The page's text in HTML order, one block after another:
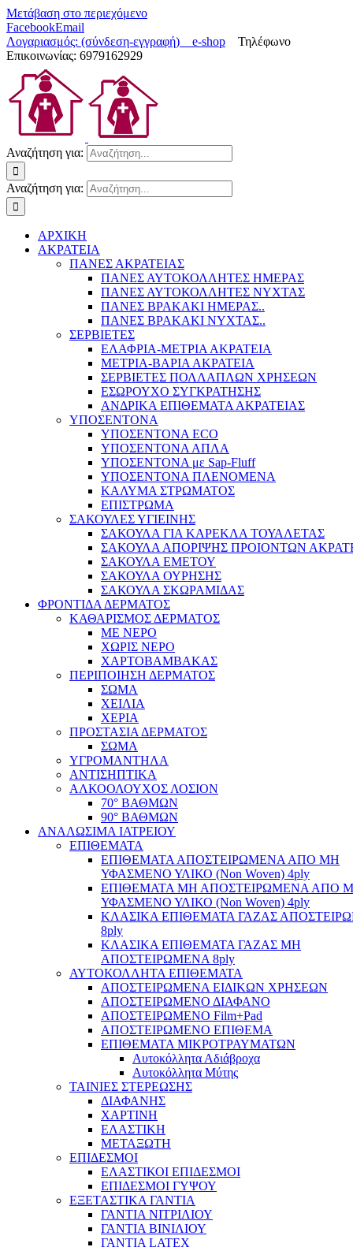
Μετάβαση στο περιεχόμενο
FacebookEmail
Λογαριασμός: (σύνδεση-εγγραφή) e-shop Τηλέφωνο
Επικοινωνίας: 6979162929
Αναζήτηση για:
Αναζήτηση για:
ΑΡΧΙΚΗ
ΑΚΡΑΤΕΙΑ
ΠΑΝΕΣ ΑΚΡΑΤΕΙΑΣ
ΠΑΝΕΣ ΑΥΤΟΚΟΛΛΗΤΕΣ ΗΜΕΡΑΣ
ΠΑΝΕΣ ΑΥΤΟΚΟΛΛΗΤΕΣ ΝΥΧΤΑΣ
ΠΑΝΕΣ ΒΡΑΚΑΚΙ ΗΜΕΡΑΣ..
ΠΑΝΕΣ ΒΡΑΚΑΚΙ ΝΥΧΤΑΣ..
ΣΕΡΒΙΕΤΕΣ
ΕΛΑΦΡΙΑ-ΜΕΤΡΙΑ ΑΚΡΑΤΕΙΑ
ΜΕΤΡΙΑ-ΒΑΡΙΑ ΑΚΡΑΤΕΙΑ
ΣΕΡΒΙΕΤΕΣ ΠΟΛΛΑΠΛΩΝ ΧΡΗΣΕΩΝ
ΕΣΩΡΟΥΧΟ ΣΥΓΚΡΑΤΗΣΗΣ
ΑΝΔΡΙΚΑ ΕΠΙΘΕΜΑΤΑ ΑΚΡΑΤΕΙΑΣ
ΥΠΟΣΕΝΤΟΝΑ
ΥΠΟΣΕΝΤΟΝΑ ECO
ΥΠΟΣΕΝΤΟΝΑ ΑΠΛΑ
ΥΠΟΣΕΝΤΟΝΑ με Sap-Fluff
ΥΠΟΣΕΝΤΟΝΑ ΠΛΕΝΟΜΕΝΑ
ΚΑΛΥΜΑ ΣΤΡΩΜΑΤΟΣ
ΕΠΙΣΤΡΩΜΑ
ΣΑΚΟΥΛΕΣ ΥΓΙΕΙΝΗΣ
ΣΑΚΟΥΛΑ ΓΙΑ ΚΑΡΕΚΛΑ ΤΟΥΑΛΕΤΑΣ
ΣΑΚΟΥΛΑ ΑΠΟΡΙΨΗΣ ΠΡΟΙΟΝΤΩΝ
ΣΑΚΟΥΛΑ ΕΜΕΤΟΥ
ΣΑΚΟΥΛΑ ΟΥΡΗΣΗΣ
ΣΑΚΟΥΛΑ ΣΚΩΡΑΜΙΔΑΣ
ΦΡΟΝΤΙΔΑ ΔΕΡΜΑΤΟΣ
ΚΑΘΑΡΙΣΜΟΣ ΔΕΡΜΑΤΟΣ
ΜΕ ΝΕΡΟ
ΧΩΡΙΣ ΝΕΡΟ
ΧΑΡΤΟΒΑΜΒΑΚΑΣ
ΠΕΡΙΠΟΙΗΣΗ ΔΕΡΜΑΤΟΣ
ΣΩΜΑ
ΧΕΙΛΙΑ
ΧΕΡΙΑ
ΠΡΟΣΤΑΣΙΑ ΔΕΡΜΑΤΟΣ
ΣΩΜΑ
ΥΓΡΟΜΑΝΤΗΛΑ
ΑΝΤΙΣΗΠΤΙΚΑ
ΑΛΚΟΟΛΟΥΧΟΣ ΛΟΣΙΟΝ
70° ΒΑΘΜΩΝ
90° ΒΑΘΜΩΝ
ΑΝΑΛΩΣΙΜΑ ΙΑΤΡΕΙΟΥ
ΕΠΙΘΕΜΑΤΑ
ΕΠΙΘΕΜΑΤΑ ΑΠΟΣΤΕΙΡΩΜΕΝΑ ΑΠΟ ΜΗ
ΥΦΑΣΜΕΝΟ ΥΛΙΚΟ (Non Woven) 4ply
ΕΠΙΘΕΜΑΤΑ ΜΗ ΑΠΟΣΤΕΙΡΩΜΕΝΑ ΑΠΟ
ΥΦΑΣΜΕΝΟ ΥΛΙΚΟ (Non Woven) 4ply
ΚΛΑΣΙΚΑ ΕΠΙΘΕΜΑΤΑ ΓΑΖΑΣ
8ply
ΚΛΑΣΙΚΑ ΕΠΙΘΕΜΑΤΑ ΓΑΖΑΣ ΜΗ
ΑΠΟΣΤΕΙΡΩΜΕΝΑ 8ply
ΑΥΤΟΚΟΛΛΗΤΑ ΕΠΙΘΕΜΑΤΑ
ΑΠΟΣΤΕΙΡΩΜΕΝΑ ΕΙΔΙΚΩΝ ΧΡΗΣΕΩΝ
ΑΠΟΣΤΕΙΡΩΜΕΝΟ ΔΙΑΦΑΝΟ
ΑΠΟΣΤΕΙΡΩΜΕΝΟ Film+Pad
ΑΠΟΣΤΕΙΡΩΜΕΝΟ ΕΠΙΘΕΜΑ
ΕΠΙΘΕΜΑΤΑ ΜΙΚΡΟΤΡΑΥΜΑΤΩΝ
Αυτοκόλλητα Αδιάβροχα
Αυτοκόλλητα Μύτης
ΤΑΙΝΙΕΣ ΣΤΕΡΕΩΣΗΣ
ΔΙΑΦΑΝΗΣ
ΧΑΡΤΙΝΗ
ΕΛΑΣΤΙΚΗ
ΜΕΤΑΞΩΤΗ
ΕΠΙΔΕΣΜΟΙ
ΕΛΑΣΤΙΚΟΙ ΕΠΙΔΕΣΜΟΙ
ΕΠΙΔΕΣΜΟΙ ΓΥΨΟΥ
ΕΞΕΤΑΣΤΙΚΑ ΓΑΝΤΙΑ
ΓΑΝΤΙΑ ΝΙΤΡΙΛΙΟΥ
ΓΑΝΤΙΑ ΒΙΝΙΛΙΟΥ
ΓΑΝΤΙΑ LATEX